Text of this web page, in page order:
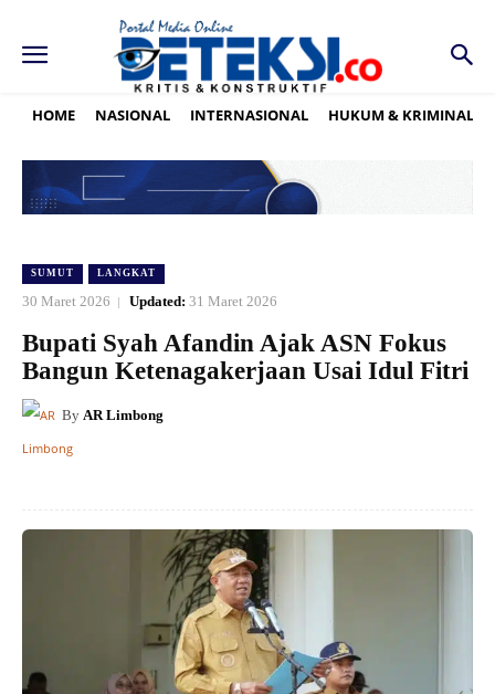
HOME NASIONAL INTERNASIONAL HUKUM & KRIMINAL
SUMUT LANGKAT
30 Maret 2026 Updated: 31 Maret 2026
Bupati Syah Afandin Ajak ASN Fokus
Bangun Ketenagakerjaan Usai Idul Fitri
By AR Limbong